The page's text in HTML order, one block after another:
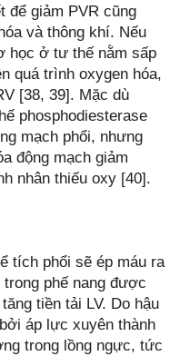
để giảm PVR cũng
và thông khí. Nếu
học ở tư thế nằm sấp
quá trình oxygen hóa,
[38, 39]. Mặc dù
phosphodiesterase
mạch phổi, nhưng
động mạch giảm
nhân thiếu oxy [40].
tích phổi sẽ ép máu ra
phế nang được
tiền tải LV. Do hậu
áp lực xuyên thành
trong lồng ngực, tức